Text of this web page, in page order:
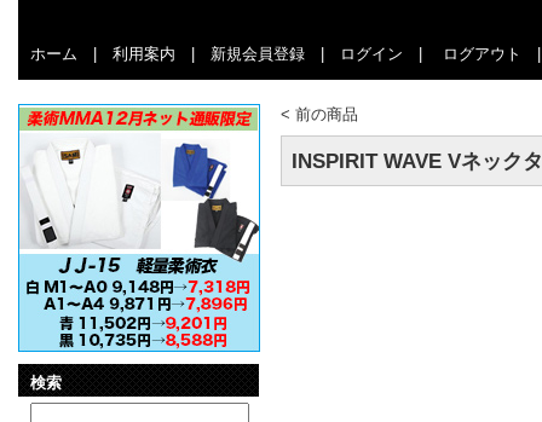
ホーム 利用案内 新規会員登録 ログイン ログアウト
検索
< 前の商品
INSPIRIT WAVE Vネック